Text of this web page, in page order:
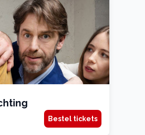
Bestel tickets